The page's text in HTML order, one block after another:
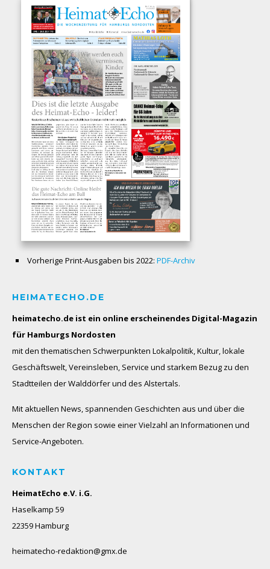
Vorherige Print-Ausgaben bis 2022: PDF-Archiv
HEIMATECHO.DE
heimatecho.de ist ein online erscheinendes Digital-Magazin
für Hamburgs Nordosten
mit den thematischen Schwerpunkten Lokalpolitik, Kultur, lokale
Geschäftswelt, Vereinsleben, Service und starkem Bezug zu den
Stadtteilen der Walddörfer und des Alstertals.
Mit aktuellen News, spannenden Geschichten aus und über die
Menschen der Region sowie einer Vielzahl an Informationen und
Service-Angeboten.
KONTAKT
HeimatEcho e.V. i.G.
Haselkamp 59
22359 Hamburg
heimatecho-redaktion@gmx.de